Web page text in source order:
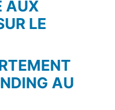
AUX
LE
AU